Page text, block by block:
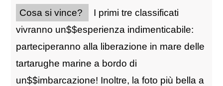
Cosa si vince?
I primi tre classificati
vivranno un$$esperienza indimenticabile:
parteciperanno alla liberazione in mare delle
tartarughe marine a bordo di
un$$imbarcazione! Inoltre, la foto più bella a